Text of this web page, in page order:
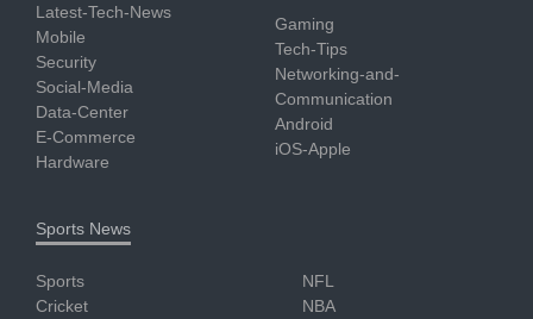
Latest-Tech-News
Mobile
Security
Social-Media
Data-Center
E-Commerce
Hardware
Gaming
Tech-Tips
Networking-and-
Communication
Android
iOS-Apple
Sports News
Sports
Cricket
NFL
NBA